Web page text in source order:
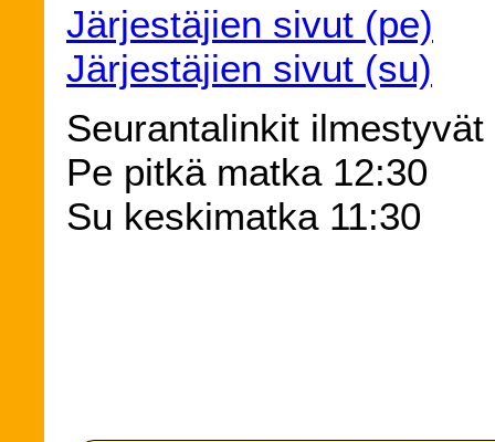
Järjestäjien sivut (pe)
Järjestäjien sivut (su)
Seurantalinkit
Pe pitkä matka 12:30
Su keskimatka 11:30